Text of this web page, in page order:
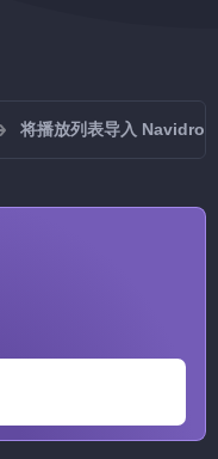
将播放列表导入